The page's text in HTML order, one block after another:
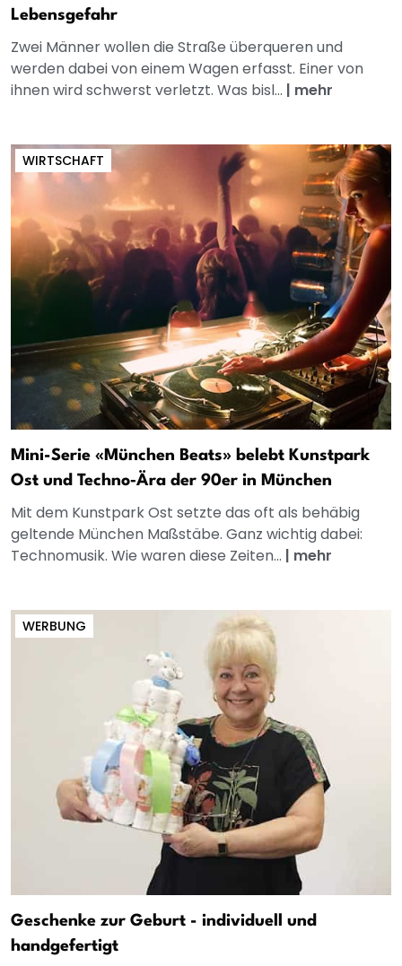
Lebensgefahr
Zwei Männer wollen die Straße überqueren und
werden dabei von einem Wagen erfasst. Einer von
ihnen wird schwerst verletzt. Was bisl... | mehr
WIRTSCHAFT
Mini-Serie «München Beats» belebt Kunstpark
Ost und Techno‑Ära der 90er in München
Mit dem Kunstpark Ost setzte das oft als behäbig
geltende München Maßstäbe. Ganz wichtig dabei:
Technomusik. Wie waren diese Zeiten... | mehr
WERBUNG
Geschenke zur Geburt - individuell und
handgefertigt